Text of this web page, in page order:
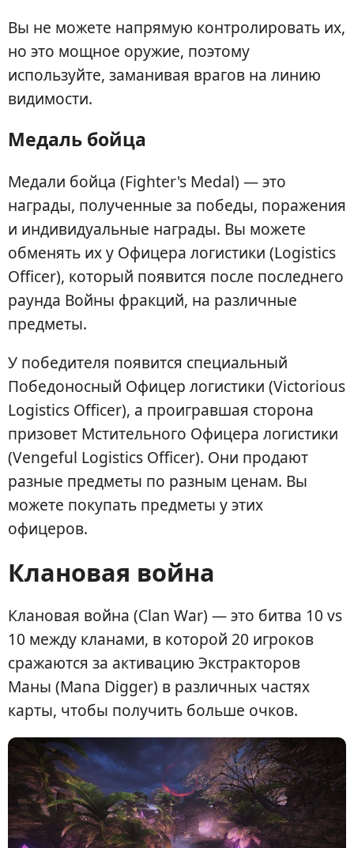
Вы не можете напрямую контролировать их,
но это мощное оружие, поэтому
используйте, заманивая врагов на линию
видимости.
Медаль бойца
Медали бойца (Fighter's Medal) — это
награды, полученные за победы, поражения
и индивидуальные награды. Вы можете
обменять их у Офицера логистики (Logistics
Officer), который появится после последнего
раунда Войны фракций, на различные
предметы.
У победителя появится специальный
Победоносный Офицер логистики (Victorious
Logistics Officer), а проигравшая сторона
призовет Мстительного Офицера логистики
(Vengeful Logistics Officer). Они продают
разные предметы по разным ценам. Вы
можете покупать предметы у этих
офицеров.
Клановая война
Клановая война (Clan War) — это битва 10 vs
10 между кланами, в которой 20 игроков
сражаются за активацию Экстракторов
Маны (Mana Digger) в различных частях
карты, чтобы получить больше очков.